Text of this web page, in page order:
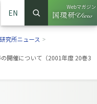
EN
サイト内検索
検索
Webマガジン
（別ウイ
究所ニュース >
開催について（2001年度 20巻3